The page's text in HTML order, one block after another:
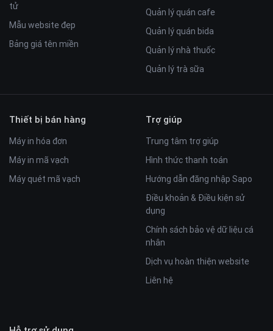
Tính năng hiếm hoi trên kho theme giúp tối ưu hóa việc
chuyển đổi đơn hàng, những sản phẩm như thế này rất cần
thiết việc xuất hóa đơn hoặc hẹn ngày giao phù hợp.
dịch phù hợp
tử
Mẫu website đẹp
Bảng giá tên miền
Quản lý quán cafe
Quản lý quán bida
Quản lý nhà thuốc
Quản lý trà sữa
Thiết bị bán hàng
Máy in hóa đơn
Máy in mã vạch
Máy quét mã vạch
Trợ giúp
Trung tâm trợ giúp
Hình thức thanh toán
Hướng dẫn đăng nhập Sapo
Điều khoản & Điều kiện sử
dụng
Chính sách bảo vệ dữ liệu cá
nhân
Dịch vụ hoàn thiện website
Liên hệ